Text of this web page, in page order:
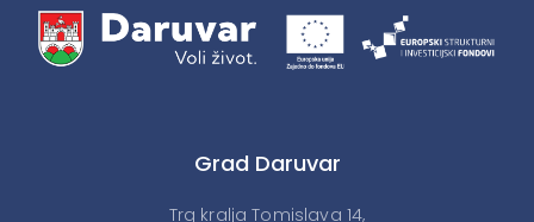
Grad Daruvar
Trg kralja Tomislava 14,